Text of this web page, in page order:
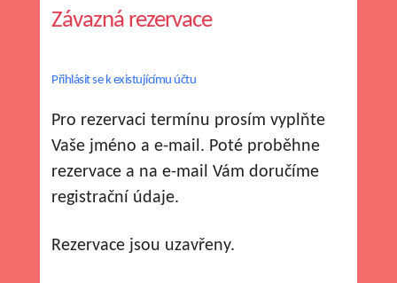
Závazná rezervace
Přihlásit se k existujícímu účtu
Pro rezervaci termínu prosím vyplňte
Vaše jméno a e-mail. Poté proběhne
rezervace a na e-mail Vám doručíme
registrační údaje.
Rezervace jsou uzavřeny.